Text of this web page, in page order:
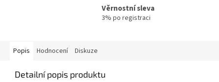
Věrnostní sleva
3% po registraci
Popis Hodnocení Diskuze
Detailní popis produktu